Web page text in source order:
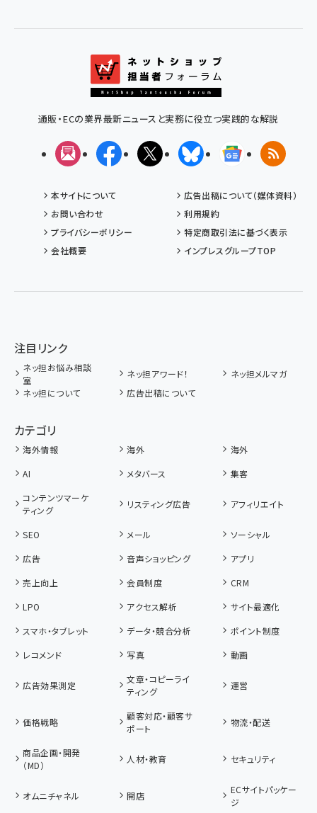
通販・ECの業界最新ニュースと実務に役立つ実践的な解説
メルマガFacebookX(エックス)BlueskyGoogleニュ
RSS
本サイトについて
広告出稿について（媒体資料）
お問い合わせ
利用規約
プライバシーポリシー
特定商取引法に基づく表示
会社概要
インプレスグループTOP
注目リンク
ネッ担お悩み相談
室
ネッ担アワード！
ネッ担メルマガ
ネッ担について
広告出稿について
カテゴリ
海外情報 海外
海外
AI
メタバース
集客
コンテンツマーケ
ティング
リスティング広告 アフィリエイト
SEO メール
ソーシャル
広告
音声ショッピング
アプリ
売上向上
会員制度
CRM
LPO
アクセス解析
サイト最適化
スマホ・タブレット
データ・競合分析
ポイント制度
レコメンド
写真 動画
広告効果測定
文章・コピーライ
ティング
運営
価格戦略
顧客対応・顧客サ
ポート
物流・配送
商品企画・開発
（MD）
人材・教育 セキュリティ
オムニチャネル 開店
ECサイトパッケー
ジ